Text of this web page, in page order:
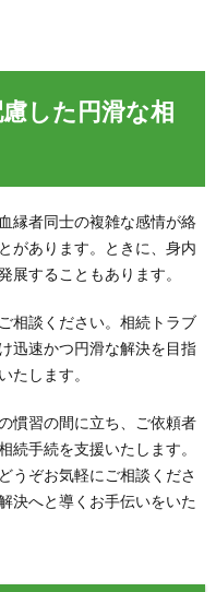
した円滑な相
縁者同士の複雑な感情が絡
があります。ときに、身内
展することもあります。
相談ください。相続トラブ
迅速かつ円滑な解決を目指
たします。
慣習の間に立ち、ご依頼者
続手続を支援いたします。
うぞお気軽にご相談くださ
決へと導くお手伝いをいた